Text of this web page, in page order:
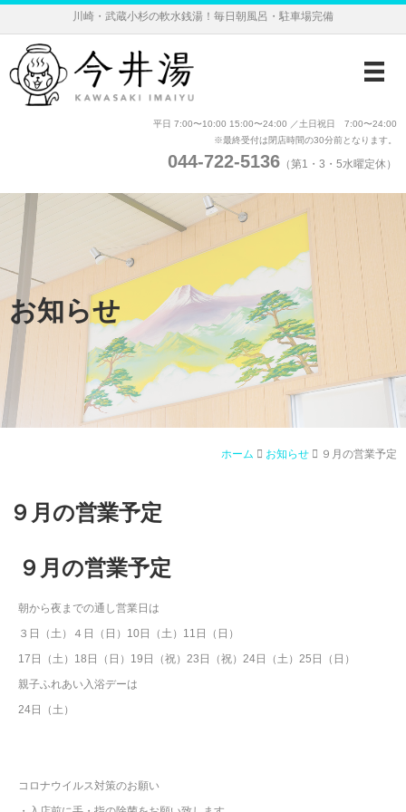
川崎・武蔵小杉の軟水銭湯！毎日朝風呂・駐車場完備
平日 7:00〜10:00 15:00〜24:00 ／土日祝日 7:00〜24:00
※最終受付は閉店時間の30分前となります。
044-722-5136 （第1・3・5水曜定休）
お知らせ
ホーム お知らせ ９月の営業予定
９月の営業予定
９月の営業予定
朝から夜までの通し営業日は
３日（土）４日（日）10日（土）11日（日）
17日（土）18日（日）19日（祝）23日（祝）24日（土）25日（日）
親子ふれあい入浴デーは
24日（土）
コロナウイルス対策のお願い